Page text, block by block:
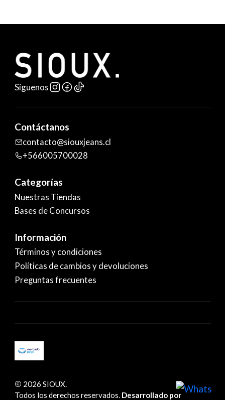
Síguenos
Contáctanos
contacto@siouxjeans.cl
+566005700028
Categorías
Nuestras Tiendas
Bases de Concursos
Información
Términos y condiciones
Políticas de cambios y devoluciones
Preguntas frecuentes
2026 SIOUX.
Todos los derechos reservados. Desarrollado por